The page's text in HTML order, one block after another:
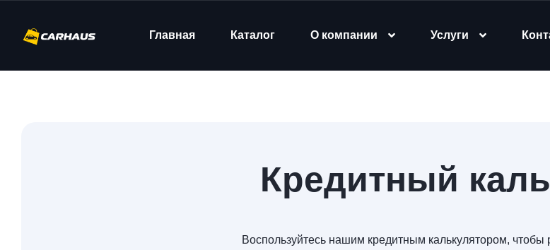
Главная Каталог О компании Услуги
Кредитный
Воспользуйтесь нашим кредитным калькулятором, чтобы